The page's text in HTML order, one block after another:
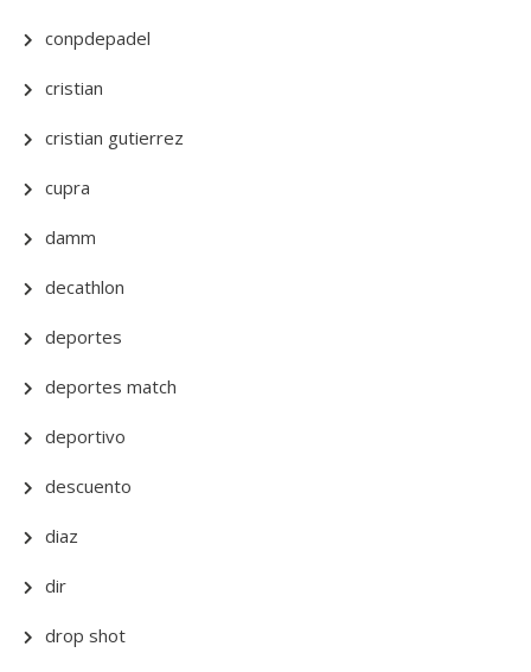
conpdepadel
cristian
cristian gutierrez
cupra
damm
decathlon
deportes
deportes match
deportivo
descuento
diaz
dir
drop shot